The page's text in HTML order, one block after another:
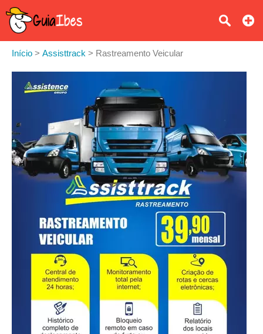
Início > Assisttrack > Rastreamento Veicular